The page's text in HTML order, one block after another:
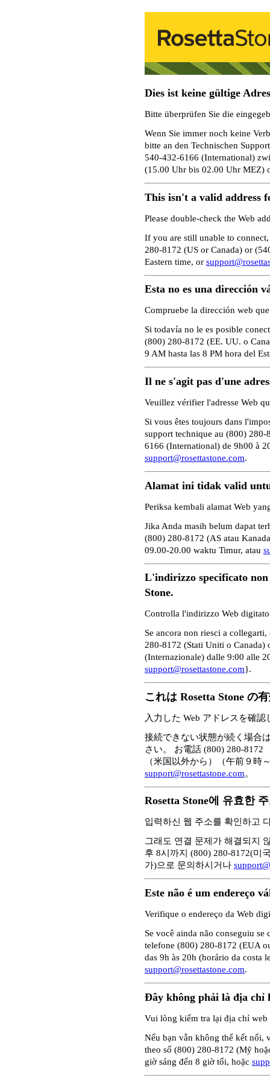
Dies ist keine gültige
Bitte überprüfen Sie die
Wenn Sie immer noch keine
bitte an den Technischen
540-432-6166 (International)
(15.00 Uhr bis 02.00 Uhr MEZ)
This isn't a valid address
Please double-check the Web
If you are still unable to
280-8172 (US or Canada) or
Eastern time, or
Esta no es una dirección
Compruebe la dirección web
Si todavía no le es posible
(800) 280-8172 (EE. UU. o
9 AM hasta las 8 PM hora del
Il ne s'agit pas d'une
Veuillez vérifier l'adresse Web
Si vous êtes toujours dans
support technique au (800)
6166 (International) de 9h00 à
support@rosettastone.com.
Alamat ini tidak valid
Periksa kembali alamat Web
Jika Anda masih belum dapat
(800) 280-8172 (AS atau
09.00-20.00 waktu Timur, atau
L'indirizzo specificato
Stone.
Controlla l'indirizzo Web
Se ancora non riesci a
280-8172 (Stati Uniti o Canada)
(Internazionale) dalle 9:00 alle
support@rosettastone.com}.
これは Rosetta Stone の
入力した Web アドレスを確
接続できない状態が続く場合
さい。 お電話 (800) 280-8172
（米国以外から）（午前９時
support@rosettastone.com。
Rosetta Stone에 유효한
입력하신 웹 주소를 확인하고
그래도 연결 문제가 해결되지
후 8시까지 (800) 280-8172(미
가)으로 문의하시거나
Este não é um endereço
Verifique o endereço da Web
Se você ainda não conseguiu se
telefone (800) 280-8172 (EUA
das 9h às 20h (horário da costa
support@rosettastone.com.
Đây không phải là địa chỉ
Vui lòng kiểm tra lại địa chỉ
Nếu bạn vẫn không thể kết nối,
theo số (800) 280-8172 (Mỹ
giờ sáng đến 8 giờ tối, hoặc